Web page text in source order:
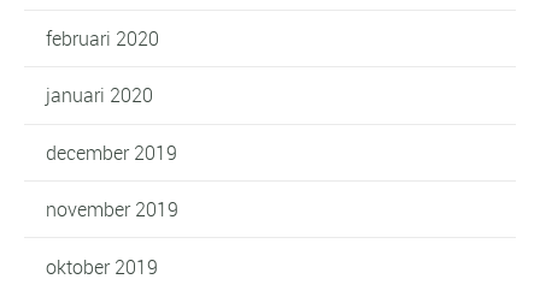
februari 2020
januari 2020
december 2019
november 2019
oktober 2019